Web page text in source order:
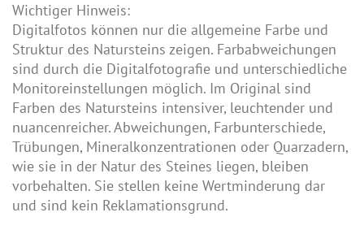
Wichtiger Hinweis:
Digitalfotos können nur die allgemeine Farbe und
Struktur des Natursteins zeigen. Farbabweichungen
sind durch die Digitalfotografie und unterschiedliche
Monitoreinstellungen möglich. Im Original sind
Farben des Natursteins intensiver, leuchtender und
nuancenreicher. Abweichungen, Farbunterschiede,
Trübungen, Mineralkonzentrationen oder Quarzadern,
wie sie in der Natur des Steines liegen, bleiben
vorbehalten. Sie stellen keine Wertminderung dar
und sind kein Reklamationsgrund.